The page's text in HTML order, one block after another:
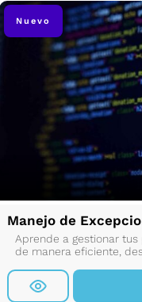
Nuevo
Manejo de
Aprende a gestionar
de manera eficiente,